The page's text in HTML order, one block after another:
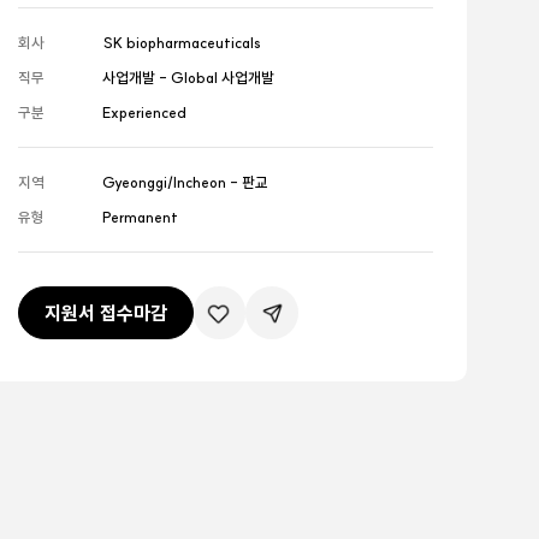
회사
SK biopharmaceuticals
직무
사업개발 - Global 사업개발
구분
Experienced
지역
Gyeonggi/Incheon - 판교
유형
Permanent
지원서 접수마감 관심공고등록공유하기버튼